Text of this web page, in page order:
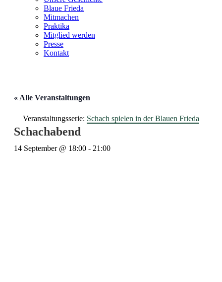
Blaue Frieda
Mitmachen
Praktika
Mitglied werden
Presse
Kontakt
« Alle Veranstaltungen
Veranstaltungsserie: Schach spielen in der Blauen Frieda
Schachabend
14 September @ 18:00 - 21:00